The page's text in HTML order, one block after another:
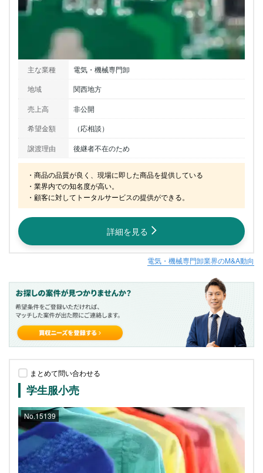
主な業種
電気・機械専門卸
地域
関西地方
売上高
非公開
希望金額
（応相談）
譲渡理由
後継者不在のため
・商品の品質が良く、現場に即した商品を提供している
・業界内での知名度が高い。
・顧客に対してトータルサービスの提供ができる。
詳細を見る
電気・機械専門卸業界のM&A動向
まとめて問い合わせる
学生服小売
No.15139